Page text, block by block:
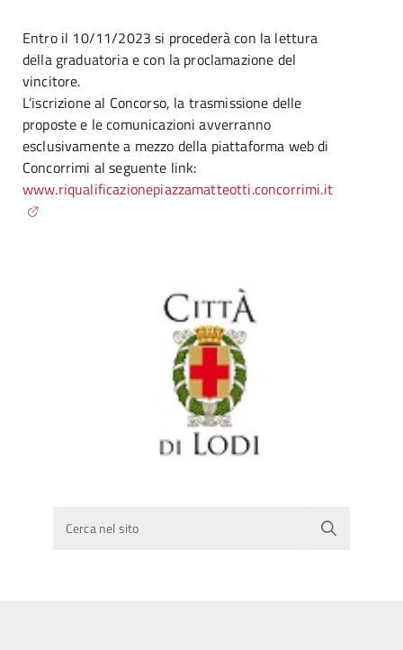
Entro il 10/11/2023 si procederà con la lettura
della graduatoria e con la proclamazione del
vincitore.
L’iscrizione al Concorso, la trasmissione delle
proposte e le comunicazioni avverranno
esclusivamente a mezzo della piattaforma web di
Concorrimi al seguente link:
www.riqualificazionepiazzamatteotti.concorrimi.it
Cerca nel sito